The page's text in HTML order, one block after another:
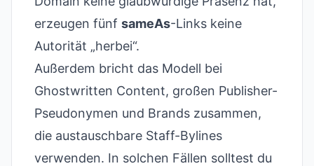
erzeugen fünf sameAs-Links keine
Autorität „herbei“.
Außerdem bricht das Modell bei
Ghostwritten Content, großen Publisher-
Pseudonymen und Brands zusammen,
die austauschbare Staff-Bylines
verwenden. In solchen Fällen solltest du